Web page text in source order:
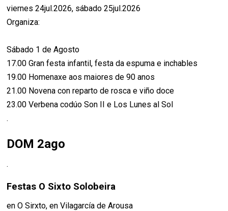
viernes 24jul.2026, sábado 25jul.2026
Organiza:
Sábado 1 de Agosto
17.00 Gran festa infantil, festa da espuma e inchables
19.00 Homenaxe aos maiores de 90 anos
21.00 Novena con reparto de rosca e viño doce
23.00 Verbena codúo Son II e Los Lunes al Sol
.
DOM 2ago
.
Festas O Sixto Solobeira
en O Sirxto, en Vilagarcía de Arousa